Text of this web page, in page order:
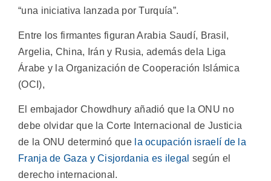
“una iniciativa lanzada por Turquía”.
Entre los firmantes figuran Arabia Saudí, Brasil,
Argelia, China, Irán y Rusia, además dela Liga
Árabe y la Organización de Cooperación Islámica
(OCI),
El embajador Chowdhury añadió que la ONU no
debe olvidar que la Corte Internacional de Justicia
de la ONU determinó que la ocupación israelí de la
Franja de Gaza y Cisjordania es ilegal según el
derecho internacional.